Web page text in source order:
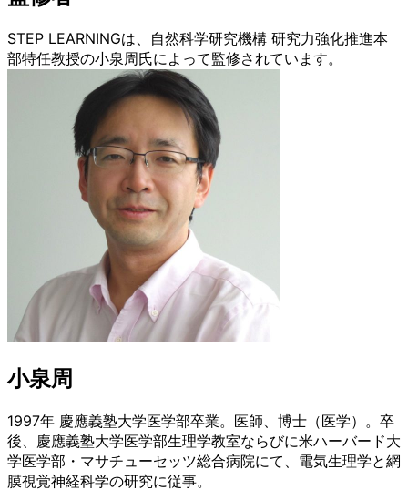
STEP LEARNINGは、自然科学研究機構 研究力強化推進本
部特任教授の小泉周氏によって監修されています。
小泉周
1997年 慶應義塾大学医学部卒業。医師、博士（医学）。卒
後、慶應義塾大学医学部生理学教室ならびに米ハーバード大
学医学部・マサチューセッツ総合病院にて、電気生理学と網
膜視覚神経科学の研究に従事。